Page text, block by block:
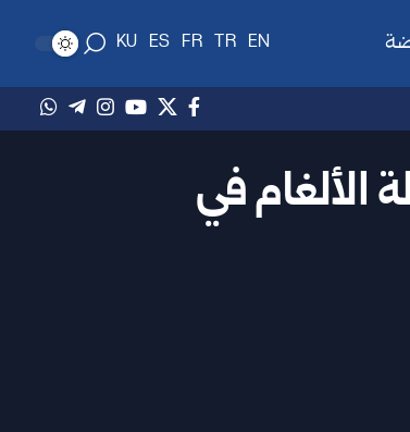
EN
TR
FR
ES
KU
الألغام في